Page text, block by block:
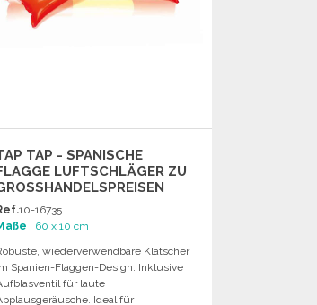
TAP - SPANISCHE
LUFTSCHLÄGER ZU
10-16735
: 60 x 10 cm
wiederverwendbare Klatscher
Spanien-Flaggen-Design. Inklusive
für laute
Ideal für